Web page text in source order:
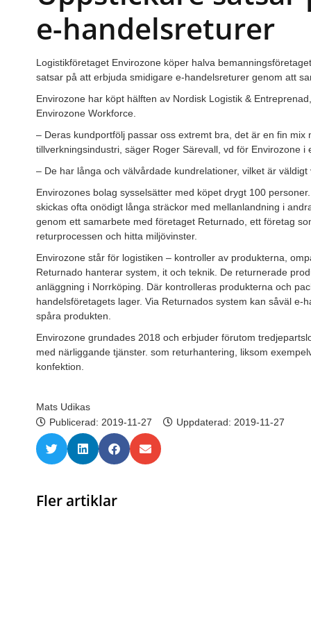
e-handelsreturer
Logistikföretaget Envirozone köper halva
satsar på att erbjuda smidigare e-handelsreturer genom att
Envirozone har köpt hälften av Nordisk Logistik &
Envirozone Workforce.
– Deras kundportfölj passar oss extremt bra, det är en fin mix
tillverkningsindustri, säger Roger Särevall, vd för Envirozone i
– De har långa och välvårdade kundrelationer, vilket är väldigt
Envirozones bolag sysselsätter med köpet drygt 100
skickas ofta onödigt långa sträckor med mellanlandning i
genom ett samarbete med företaget Returnado, ett företag
returprocessen och hitta miljövinster.
Envirozone står för logistiken – kontroller av produkterna,
Returnado hanterar system, it och teknik. De returnerade
anläggning i Norrköping. Där kontrolleras produkterna och
handelsföretagets lager. Via Returnados system kan såväl e-
spåra produkten.
Envirozone grundades 2018 och erbjuder förutom
med närliggande tjänster. som returhantering, liksom
konfektion.
Mats Udikas
Publicerad: 2019-11-27 Uppdaterad: 2019-11-27
Fler artiklar